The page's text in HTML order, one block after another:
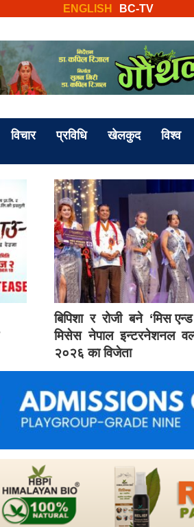
BC-TV
ENGLISH
विचार प्रविधि खेलकुद विश्व
बिपिशा र रोजी बने ‘मिस
मिसेस नेपाल इन्टरनेशनल
२०२६ का विजेता